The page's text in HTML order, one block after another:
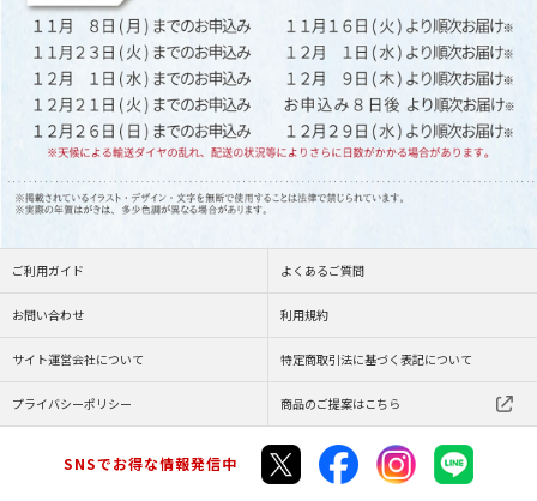
ご利用ガイド よくあるご質問
お問い合わせ 利用規約
サイト運営会社について 特定商取引法に基づく表記について
プライバシーポリシー 商品のご提案はこちら
SNSでお得な情報発信中